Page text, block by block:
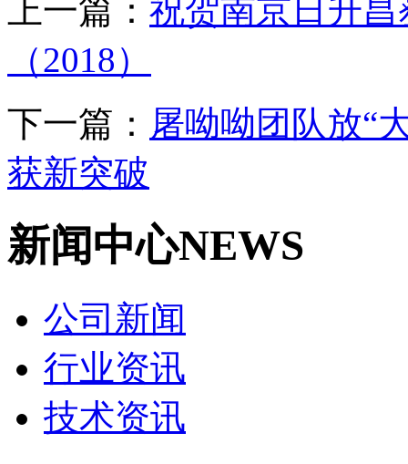
上一篇： 祝贺南京日升
（2018）
下一篇： 屠呦呦团队放“
获新突破
新闻中心NEWS
公司新闻
行业资讯
技术资讯